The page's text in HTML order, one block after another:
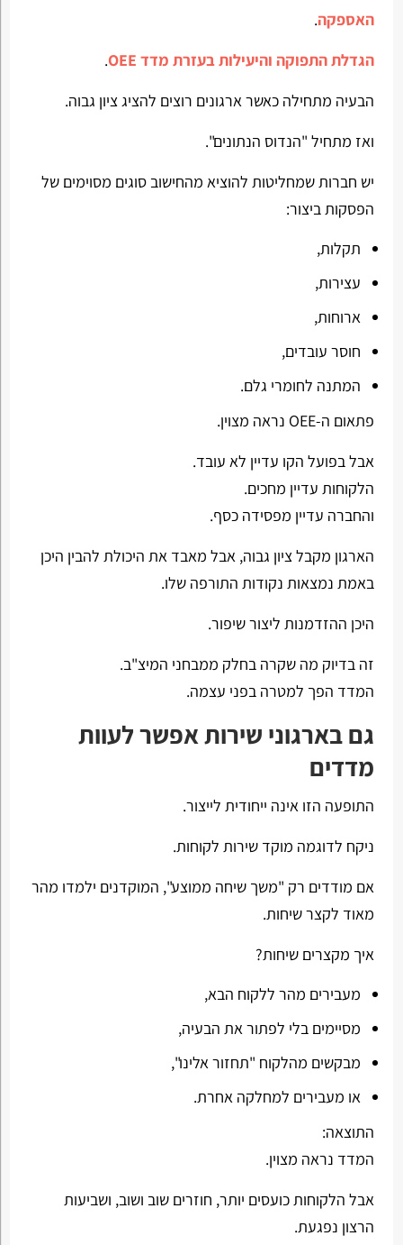
האספקה.
הגדלת התפוקה והיעילות בעזרת מדד OEE
.
הבעיה מתחילה כאשר ארגונים רוצים להציג ציון גבוה.
ואז מתחיל "הנדוס הנתונים".
יש חברות שמחליטות להוציא מהחישוב סוגים מסוימים של
הפסקות ביצור:
תקלות,
עצירות,
ארוחות,
חוסר עובדים,
המתנה לחומרי גלם.
פתאום ה-OEE נראה מצוין.
אבל בפועל הקו עדיין לא עובד.
הלקוחות עדיין מחכים.
והחברה עדיין מפסידה כסף.
הארגון מקבל ציון גבוה, אבל מאבד את היכולת להבין היכן
באמת נמצאות נקודות התורפה שלו.
היכן ההזדמנות ליצור שיפור.
זה בדיוק מה שקרה בחלק ממבחני המיצ"ב.
המדד הפך למטרה בפני עצמה.
גם בארגוני שירות אפשר לעוות
מדדים
התופעה הזו אינה ייחודית לייצור.
ניקח לדוגמה מוקד שירות לקוחות.
אם מודדים רק "משך שיחה ממוצע", המוקדנים ילמדו מהר
מאוד לקצר שיחות.
איך מקצרים שיחות?
מעבירים מהר ללקוח הבא,
מסיימים בלי לפתור את הבעיה,
מבקשים מהלקוח "תחזור אלינו",
או מעבירים למחלקה אחרת.
התוצאה:
המדד נראה מצוין.
אבל הלקוחות כועסים יותר, חוזרים שוב ושוב, ושביעות
הרצון נפגעת.